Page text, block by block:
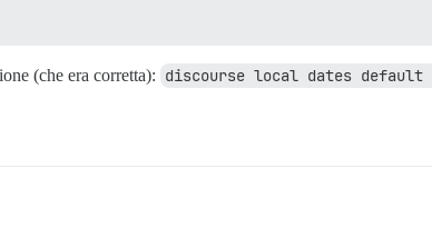
(che era corretta): discourse local dates default